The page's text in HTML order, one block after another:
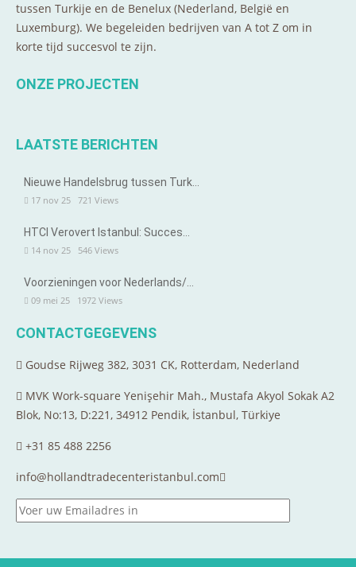
tussen Turkije en de Benelux (Nederland, België en
Luxemburg). We begeleiden bedrijven van A tot Z om in
korte tijd succesvol te zijn.
ONZE PROJECTEN
LAATSTE BERICHTEN
Nieuwe Handelsbrug tussen Turk…
17 nov 25 721 Views
HTCI Verovert Istanbul: Succes…
14 nov 25 546 Views
Voorzieningen voor Nederlands/…
09 mei 25 1972 Views
CONTACTGEGEVENS
Goudse Rijweg 382, 3031 CK, Rotterdam, Nederland
MVK Work-square Yenişehir Mah., Mustafa Akyol Sokak A2
Blok, No:13, D:221, 34912 Pendik, İstanbul, Türkiye
+31 85 488 2256
info@hollandtradecenteristanbul.com